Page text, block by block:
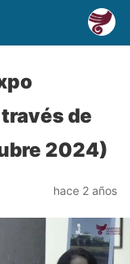
de
2024)
hace 2 años